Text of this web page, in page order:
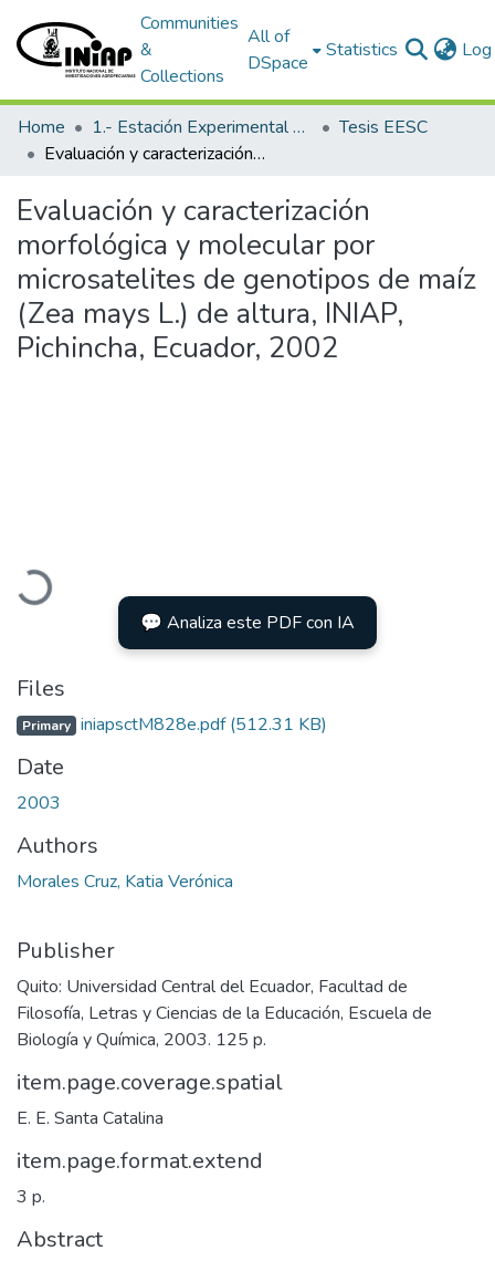
Communities
&
Collections
All of
DSpace
Statistics
Home 1.- Estación Experimental Santa Catalina
Tesis EESC
Evaluación y caracterización morfológica y molecular por microsatelites de genotipos de maíz (Zea mays L.) de altura, INIAP, Pichincha, Ecuador, 2002
Evaluación y caracterización
morfológica y molecular por
microsatelites de genotipos de maíz
(Zea mays L.) de altura, INIAP,
Pichincha, Ecuador, 2002
Loading...
💬 Analiza este PDF con IA
Files
Primary iniapsctM828e.pdf(512.31 KB)
Date
2003
Authors
Morales Cruz, Katia Verónica
Publisher
Quito: Universidad Central del Ecuador, Facultad de
Filosofía, Letras y Ciencias de la Educación, Escuela de
Biología y Química, 2003. 125 p.
item.page.coverage.spatial
E. E. Santa Catalina
item.page.format.extend
3 p.
Abstract